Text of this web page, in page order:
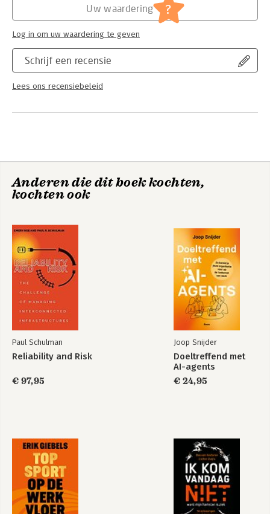
Schrijf een recensie
Lees ons recensiebeleid
Uw waardering ?
Log in om uw waardering te geven
Anderen die dit boek kochten,
kochten ook
Paul Schulman
Reliability and Risk
€ 97,95
Joop Snijder
Doeltreffend met
AI-agents
€ 24,95